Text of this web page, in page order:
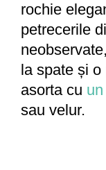
rochie
petrecerile
la spate și
asorta cu
sau velur.